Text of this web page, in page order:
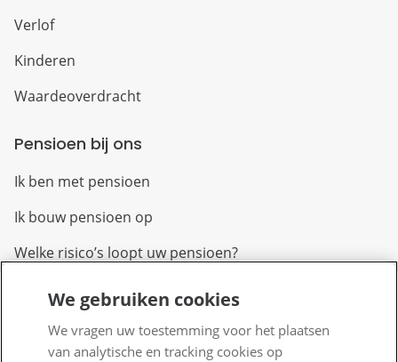
Verlof
Kinderen
Waardeoverdracht
Pensioen bij ons
Ik ben met pensioen
Ik bouw pensioen op
Welke risico’s loopt uw pensioen?
Over PFZW
Wij zijn PFZW
We gebruiken cookies
We vragen uw toestemming voor het plaatsen
van analytische en tracking cookies op